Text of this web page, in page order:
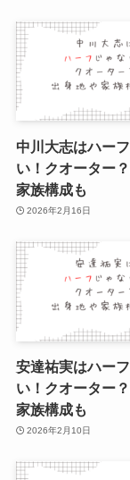
中川大志はハー
い！クオーター
家族構成も
2026年2月16日
安達祐実はハー
い！クオーター
家族構成も
2026年2月10日